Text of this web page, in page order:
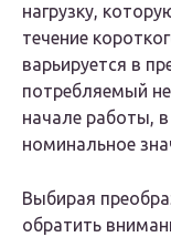
нагрузку,
течение
варьируется в
потребляемый
начале работы,
номинальное
Выбирая
обратить